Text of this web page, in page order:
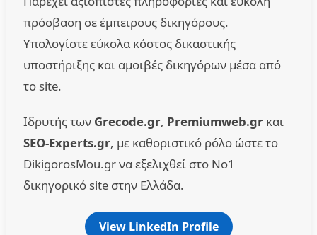
πρόσβαση σε έμπειρους δικηγόρους.
Υπολογίστε εύκολα κόστος δικαστικής
υποστήριξης και αμοιβές δικηγόρων μέσα από
το site.
Ιδρυτής των Grecode.gr, Premiumweb.gr και
SEO-Experts.gr, με καθοριστικό ρόλο ώστε το
DikigorosMou.gr να εξελιχθεί στο No1
δικηγορικό site στην Ελλάδα.
View LinkedIn Profile